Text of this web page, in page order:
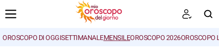
OROSCOPO DI OGGISETTIMANALEMENSILEOROSCOPO 2026OROSCOPO